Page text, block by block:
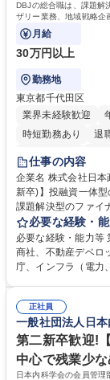
DBJの総合職は、課題解
ザリー業務、地域戦略企
広く社会に貢献していく
月給
30万円以上
勤務地
東京都千代田区
業界未経験歓迎
時短勤務あり
退
駅近5分以内
食事補助あり
託
仕事の内容
企業名 株式会社日本政策投資銀行 求人名
新卒)】投融資一体型のソリューシ
課題解決型のファイ
リー業務、地域戦略
掛け合わせて広く社会に貢献
テーションを経て適
す。総合職として入
ート・ナレッジ業務
件備考欄に記載 募集職種 【総合職/ポテンシャル採用(第2新卒)】投融資一
体型のソリューショ
必要な経験・
必要な経験・能力等
商社、不動産デベロ
庁、インフラ（電力
く高い志を併せもっ
卒）では、金融業界
て、複雑化する社会
いう気概をお持ちの方を心待ち
大学 語学力： 資格：
正社員
一般社団法人日
第二新卒歓迎!
中心で残業少
日本内科学会の会員管理